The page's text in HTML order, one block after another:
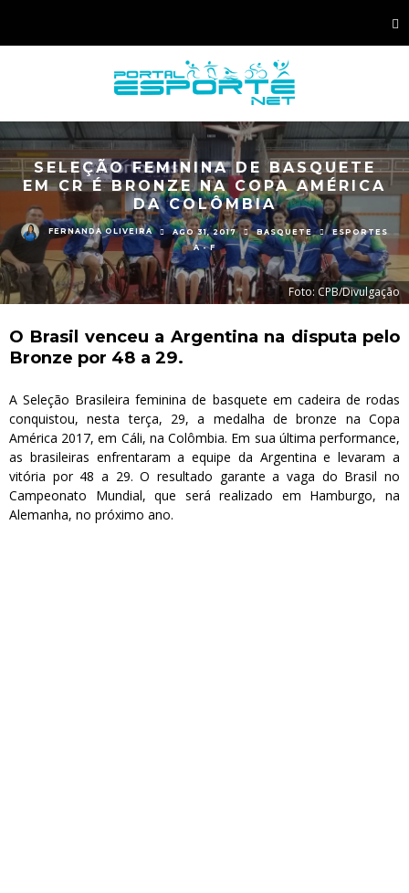
SELEÇÃO FEMININA DE BASQUETE
EM CR É BRONZE NA COPA AMÉRICA
DA COLÔMBIA
FERNANDA OLIVEIRA AGO 31, 2017 BASQUETE
ESPORTES
A - F
Foto: CPB/Divulgação
O Brasil venceu a Argentina na disputa pelo
Bronze por 48 a 29.
A Seleção Brasileira feminina de basquete em cadeira de rodas
conquistou, nesta terça, 29, a medalha de bronze na Copa
América 2017, em Cáli, na Colômbia. Em sua última performance,
as brasileiras enfrentaram a equipe da Argentina e levaram a
vitória por 48 a 29. O resultado garante a vaga do Brasil no
Campeonato Mundial, que será realizado em Hamburgo, na
Alemanha, no próximo ano.